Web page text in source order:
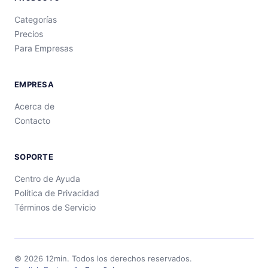
Categorías
Precios
Para Empresas
EMPRESA
Acerca de
Contacto
SOPORTE
Centro de Ayuda
Política de Privacidad
Términos de Servicio
© 2026 12min. Todos los derechos reservados.